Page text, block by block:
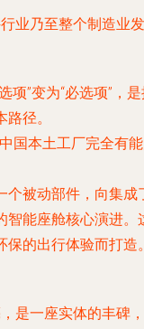
业乃至整个制造业发
项”变为“必选项”，
径。
国本土工厂完全有
个被动部件，向集成
智能座舱核心演进。
保的出行体验而打造
是一座实体的丰碑，